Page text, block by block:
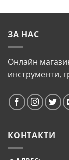
ЗА НАС
Онлайн
инструменти,
КОНТАКТИ